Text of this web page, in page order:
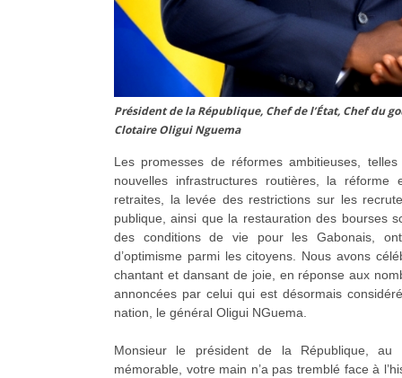
Président de la République, Chef de l’État, Chef du
Clotaire Oligui Nguema
Les promesses de réformes ambitieuses,
nouvelles infrastructures routières, la réforme
retraites, la levée des restrictions sur les
publique, ainsi que la restauration des bourses
des conditions de vie pour les Gabonais,
d’optimisme parmi les citoyens. Nous avons
chantant et dansant de joie, en réponse aux
annoncées par celui qui est désormais
nation, le général Oligui NGuema.
Monsieur le président de la République,
mémorable, votre main n’a pas tremblé face à